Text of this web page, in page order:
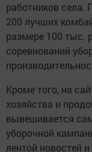
работников села.
200 лучших
размере 100 тыс.
соревнований
Кроме того, на
хозяйства и
вывешивается
уборочной
лентой новостей